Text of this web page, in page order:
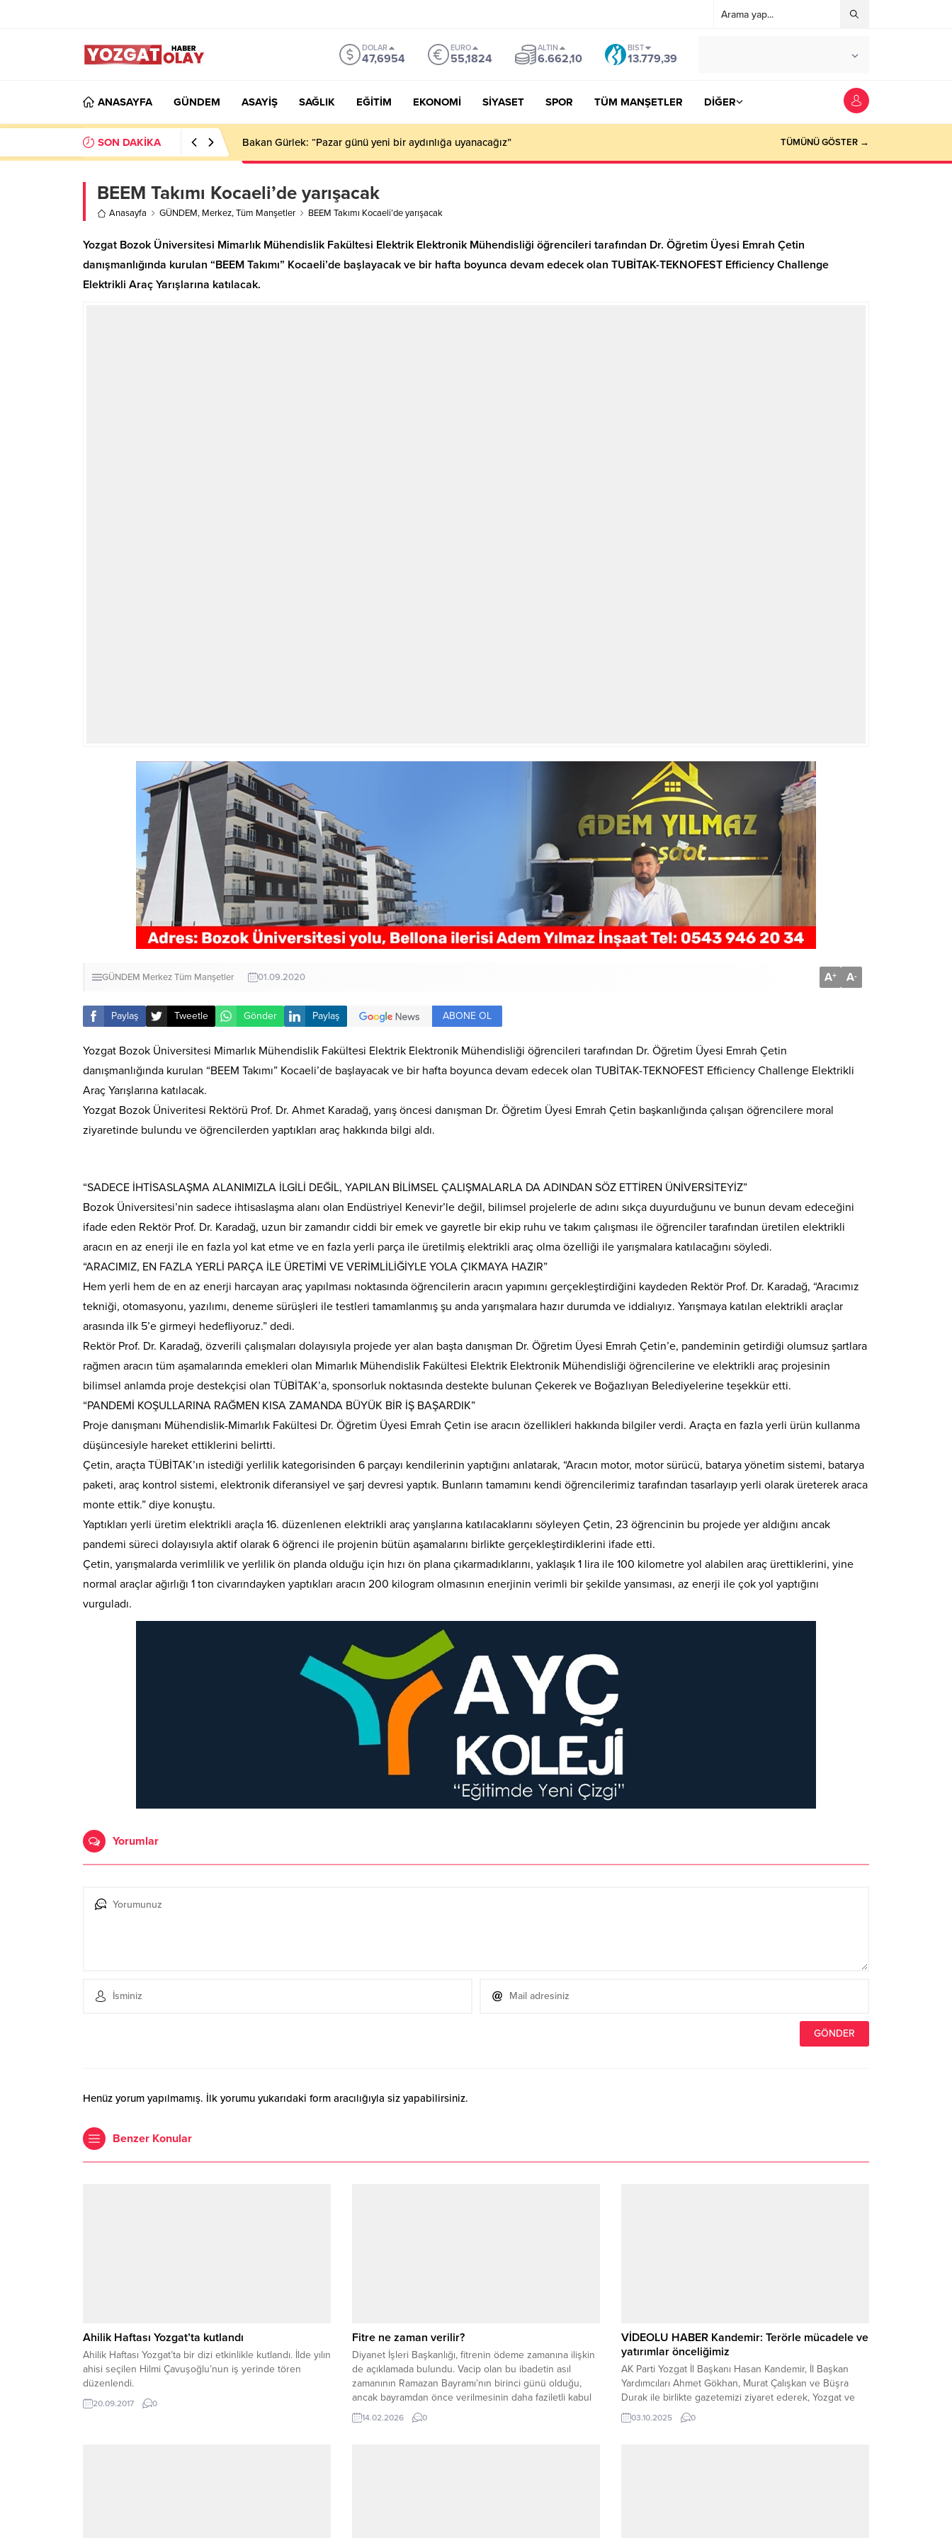
DOLAR
47,6954
EURO
55,1824
ALTIN
6.662,10
BIST
13.779,39
ANASAYFA GÜNDEM ASAYİŞ SAĞLIK EĞİTİM EKONOMİ SİYASET SPOR TÜM MANŞETLER DİĞER
SON DAKİKA Bakan Gürlek: “Pazar günü yeni bir aydınlığa uyanacağız” TÜMÜNÜ GÖSTER →
BEEM Takımı Kocaeli’de yarışacak
Anasayfa GÜNDEM, Merkez,Tüm Manşetler BEEM Takımı Kocaeli’de yarışacak
Yozgat Bozok Üniversitesi Mimarlık Mühendislik Fakültesi Elektrik Elektronik Mühendisliği öğrencileri tarafından Dr. Öğretim Üyesi Emrah Çetin
danışmanlığında kurulan “BEEM Takımı” Kocaeli’de başlayacak ve bir hafta boyunca devam edecek olan TUBİTAK-TEKNOFEST Efficiency Challenge
Elektrikli Araç Yarışlarına katılacak.
GÜNDEM MerkezTüm Manşetler 01.09.2020 A+ A-
Paylaş Tweetle Gönder Paylaş ABONE OL
Yozgat Bozok Üniversitesi Mimarlık Mühendislik Fakültesi Elektrik Elektronik Mühendisliği öğrencileri tarafından Dr. Öğretim Üyesi Emrah Çetin
danışmanlığında kurulan “BEEM Takımı” Kocaeli’de başlayacak ve bir hafta boyunca devam edecek olan TUBİTAK-TEKNOFEST Efficiency Challenge Elektrikli
Araç Yarışlarına katılacak.
Yozgat Bozok Üniveritesi Rektörü Prof. Dr. Ahmet Karadağ, yarış öncesi danışman Dr. Öğretim Üyesi Emrah Çetin başkanlığında çalışan öğrencilere moral
ziyaretinde bulundu ve öğrencilerden yaptıkları araç hakkında bilgi aldı.
“SADECE İHTİSASLAŞMA ALANIMIZLA İLGİLİ DEĞİL, YAPILAN BİLİMSEL ÇALIŞMALARLA DA ADINDAN SÖZ ETTİREN ÜNİVERSİTEYİZ”
Bozok Üniversitesi’nin sadece ihtisaslaşma alanı olan Endüstriyel Kenevir’le değil, bilimsel projelerle de adını sıkça duyurduğunu ve bunun devam edeceğini
ifade eden Rektör Prof. Dr. Karadağ, uzun bir zamandır ciddi bir emek ve gayretle bir ekip ruhu ve takım çalışması ile öğrenciler tarafından üretilen elektrikli
aracın en az enerji ile en fazla yol kat etme ve en fazla yerli parça ile üretilmiş elektrikli araç olma özelliği ile yarışmalara katılacağını söyledi.
“ARACIMIZ, EN FAZLA YERLİ PARÇA İLE ÜRETİMİ VE VERİMLİLİĞİYLE YOLA ÇIKMAYA HAZIR”
Hem yerli hem de en az enerji harcayan araç yapılması noktasında öğrencilerin aracın yapımını gerçekleştirdiğini kaydeden Rektör Prof. Dr. Karadağ, “Aracımız
tekniği, otomasyonu, yazılımı, deneme sürüşleri ile testleri tamamlanmış şu anda yarışmalara hazır durumda ve iddialıyız. Yarışmaya katılan elektrikli araçlar
arasında ilk 5’e girmeyi hedefliyoruz.” dedi.
Rektör Prof. Dr. Karadağ, özverili çalışmaları dolayısıyla projede yer alan başta danışman Dr. Öğretim Üyesi Emrah Çetin’e, pandeminin getirdiği olumsuz şartlara
rağmen aracın tüm aşamalarında emekleri olan Mimarlık Mühendislik Fakültesi Elektrik Elektronik Mühendisliği öğrencilerine ve elektrikli araç projesinin
bilimsel anlamda proje destekçisi olan TÜBİTAK’a, sponsorluk noktasında destekte bulunan Çekerek ve Boğazlıyan Belediyelerine teşekkür etti.
“PANDEMİ KOŞULLARINA RAĞMEN KISA ZAMANDA BÜYÜK BİR İŞ BAŞARDIK”
Proje danışmanı Mühendislik-Mimarlık Fakültesi Dr. Öğretim Üyesi Emrah Çetin ise aracın özellikleri hakkında bilgiler verdi. Araçta en fazla yerli ürün kullanma
düşüncesiyle hareket ettiklerini belirtti.
Çetin, araçta TÜBİTAK’ın istediği yerlilik kategorisinden 6 parçayı kendilerinin yaptığını anlatarak, “Aracın motor, motor sürücü, batarya yönetim sistemi, batarya
paketi, araç kontrol sistemi, elektronik diferansiyel ve şarj devresi yaptık. Bunların tamamını kendi öğrencilerimiz tarafından tasarlayıp yerli olarak üreterek araca
monte ettik.” diye konuştu.
Yaptıkları yerli üretim elektrikli araçla 16. düzenlenen elektrikli araç yarışlarına katılacaklarını söyleyen Çetin, 23 öğrencinin bu projede yer aldığını ancak
pandemi süreci dolayısıyla aktif olarak 6 öğrenci ile projenin bütün aşamalarını birlikte gerçekleştirdiklerini ifade etti.
Çetin, yarışmalarda verimlilik ve yerlilik ön planda olduğu için hızı ön plana çıkarmadıklarını, yaklaşık 1 lira ile 100 kilometre yol alabilen araç ürettiklerini, yine
normal araçlar ağırlığı 1 ton civarındayken yaptıkları aracın 200 kilogram olmasının enerjinin verimli bir şekilde yansıması, az enerji ile çok yol yaptığını
vurguladı.
Yorumlar
Henüz yorum yapılmamış. İlk yorumu yukarıdaki form aracılığıyla siz yapabilirsiniz.
Benzer Konular
Ahilik Haftası Yozgat’ta kutlandı
Ahilik Haftası Yozgat’ta bir dizi etkinlikle kutlandı. İlde yılın
ahisi seçilen Hilmi Çavuşoğlu’nun iş yerinde tören
düzenlendi.
20.09.2017 0
Fitre ne zaman verilir?
Diyanet İşleri Başkanlığı, fitrenin ödeme zamanına ilişkin
de açıklamada bulundu. Vacip olan bu ibadetin asıl
zamanının Ramazan Bayramı’nın birinci günü olduğu,
ancak bayramdan önce verilmesinin daha faziletli kabul
edildiği ifade edildi. Amaç, ihtiyaç sahiplerinin bayram
sevincine ortak olabilmesi ve temel gereksinimlerini
14.02.2026 0
VİDEOLU HABER Kandemir: Terörle mücadele ve
yatırımlar önceliğimiz
AK Parti Yozgat İl Başkanı Hasan Kandemir, İl Başkan
Yardımcıları Ahmet Gökhan, Murat Çalışkan ve Büşra
Durak ile birlikte gazetemizi ziyaret ederek, Yozgat ve
ülke gündemine ilişkin kapsamlı değerlendirmelerde
bulundu. Gazetemiz İmtiyaz Sahibi Suat Tinel ve Ferhat
03.10.2025 0